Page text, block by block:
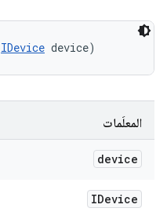
IDevice device)
المعلَمات
device
IDevice